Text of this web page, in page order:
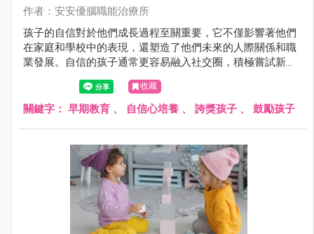
作者：安安優腦職能治療所
孩子的自信對於他們成長過程至關重要，它不僅影響著他們
在家庭和學校中的表現，還塑造了他們未來的人際關係和職
業發展。自信的孩子通常更容易融入社交圈，積極嘗試新事
物，並擁有更積極的心態面對挑戰。相反，缺乏自信的孩子
可能會陷入自我懷疑和消極情緒中，影響他們的全面成長。
收藏
關鍵字： 早期教育 、 自信心培養 、 誇獎孩子 、 鼓勵孩子